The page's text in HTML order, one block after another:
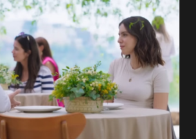
já que dedica todas as suas energias a
estudando e se orgulhando de
família a ingressar na
personalidade muito alegre, é
determinada, criativa e
e é uma ótima amiga. Pode ser
quando decide fazer algo.